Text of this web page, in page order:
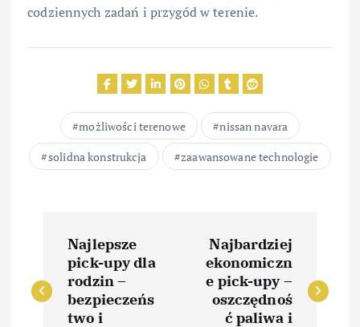
codziennych zadań i przygód w terenie.
możliwości terenowe
nissan navara
solidna konstrukcja
zaawansowane technologie
a
w
Najlepsze
pick-upy dla
rodzin –
bezpieczeńs
two i
Najbardziej
ekonomiczn
e pick-upy –
oszczędnoś
ć paliwa i